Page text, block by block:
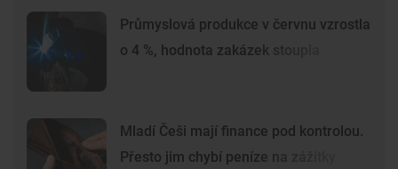
Průmyslová produkce v červnu vzrostla
o 4 %, hodnota zakázek stoupla
Mladí Češi mají finance pod kontrolou.
Přesto jim chybí peníze na zážitky